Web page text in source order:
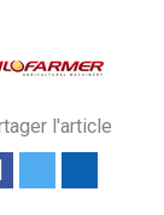
l'article